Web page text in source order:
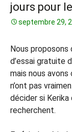
jours pour
septembre 29,
Nous
d’essai gratuite
mais nous
n’ont pas
décider si Kerika
recherchent.